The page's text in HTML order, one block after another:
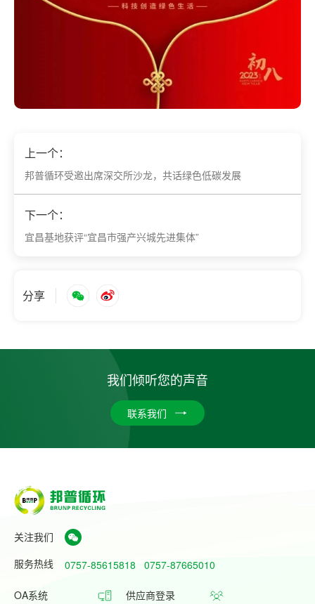
上一个：
邦普循环受邀出席深交所沙龙，共话绿色低碳发展
下一个：
宜昌基地获评“宜昌市强产兴城先进集体”
分享
我们倾听您的声音
联系我们
关注我们
服务热线
0757-85615818 0757-87665010
OA系统 供应商登录